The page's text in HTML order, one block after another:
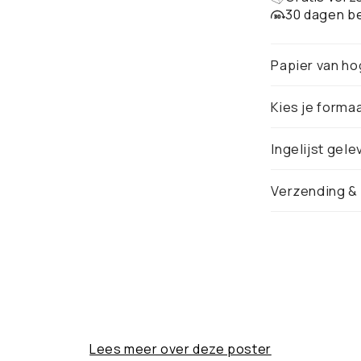
30 dagen
Papier van
Kies je
Ingelijst
Verzending
Lees meer over deze poster